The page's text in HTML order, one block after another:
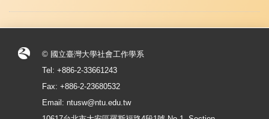
© 國立臺灣大學社會工作學系
Tel: +886-2-33661243
Fax: +886-2-23680532
Email: ntusw@ntu.edu.tw